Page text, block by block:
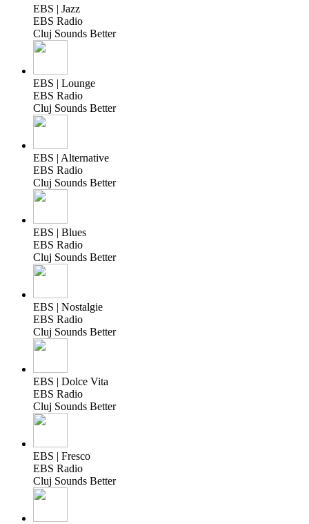
EBS | Jazz
EBS Radio
Cluj Sounds Better
EBS | Lounge
EBS Radio
Cluj Sounds Better
EBS | Alternative
EBS Radio
Cluj Sounds Better
EBS | Blues
EBS Radio
Cluj Sounds Better
EBS | Nostalgie
EBS Radio
Cluj Sounds Better
EBS | Dolce Vita
EBS Radio
Cluj Sounds Better
EBS | Fresco
EBS Radio
Cluj Sounds Better